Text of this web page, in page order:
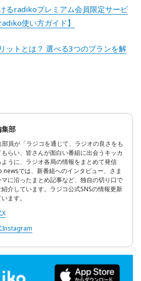
るradikoプレミアム会員限定サービ
使い方ガイド】
ットとは？ 選べる3つのプランを解
部
員が「ラジコを通じて、ラジオの良さをも
もらい、皆さんが面白い番組に出会うキッカ
うに、ラジオ各局の情報をまとめて発信
では、新番組へのインタビュー、さま
に沿ったまとめ記事など、独自の切り口で
紹介しています。ラジコ公式SNSの情報更新
ます。
Instagram